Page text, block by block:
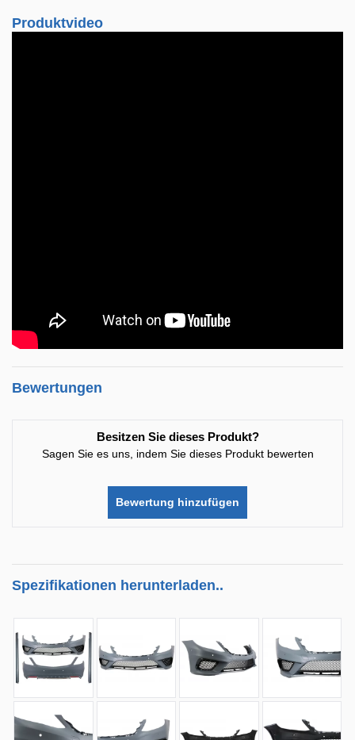
Produktvideo
Bewertungen
Besitzen Sie dieses Produkt?
Sagen Sie es uns, indem Sie dieses Produkt bewerten
Bewertung hinzufügen
Spezifikationen herunterladen..